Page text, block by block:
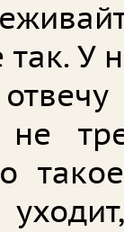
так. У